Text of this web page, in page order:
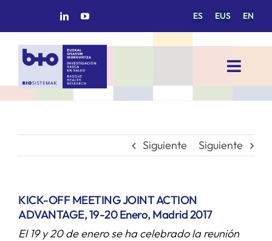
ES EUS EN
Toggle
INICIO
GRUPOS DE INVESTIGACIÓN
Siguiente Siguiente
KICK-OFF MEETING JOINT ACTION
ADVANTAGE, 19-20 Enero, Madrid 2017
El 19 y 20 de enero se ha celebrado la reunión